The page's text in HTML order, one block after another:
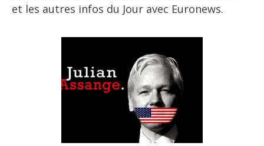
et les autres infos du Jour avec Euronews.